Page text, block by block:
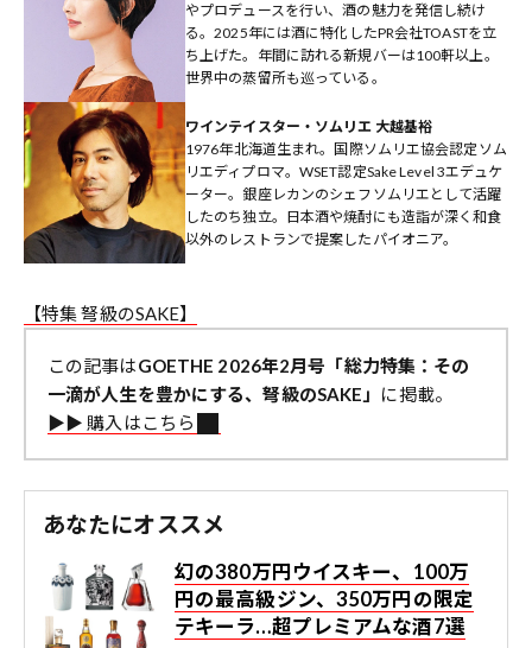
やプロデュースを行い、酒の魅力を発信し続け
る。2025年には酒に特化したPR会社TOASTを立
ち上げた。年間に訪れる新規バーは100軒以上。
世界中の蒸留所も巡っている。
ワインテイスター・ソムリエ 大越基裕
1976年北海道生まれ。国際ソムリエ協会認定ソム
リエディプロマ。WSET認定Sake Level 3エデュケ
ーター。銀座レカンのシェフソムリエとして活躍
したのち独立。日本酒や焼酎にも造詣が深く和食
以外のレストランで提案したパイオニア。
【特集 弩級のSAKE】
この記事はGOETHE 2026年2月号「総力特集：その
一滴が人生を豊かにする、弩級のSAKE」 に掲載。
▶︎▶︎ 購入はこちら
あなたにオススメ
幻の380万円ウイスキー、100万
円の最高級ジン、350万円の限定
テキーラ…超プレミアムな酒7選